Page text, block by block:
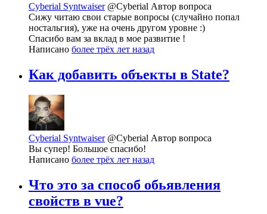
Cyberial Syntwaiser @Cyberial Автор вопроса
Сижу читаю свои старые вопросы (случайно попал
ностальгия), уже на очень другом уровне :)
Спасибо вам за вклад в мое развитие !
Написано более трёх лет назад
Как добавить объекты в State?
Cyberial Syntwaiser @Cyberial Автор вопроса
Вы супер! Большое спасибо!
Написано более трёх лет назад
Что это за способ обьявления
свойств в vue?